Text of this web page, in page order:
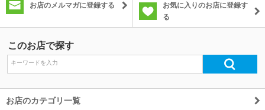
お店のメルマガに登録する
お気に入りのお店に登録す
る
このお店で探す
お店のカテゴリ一覧